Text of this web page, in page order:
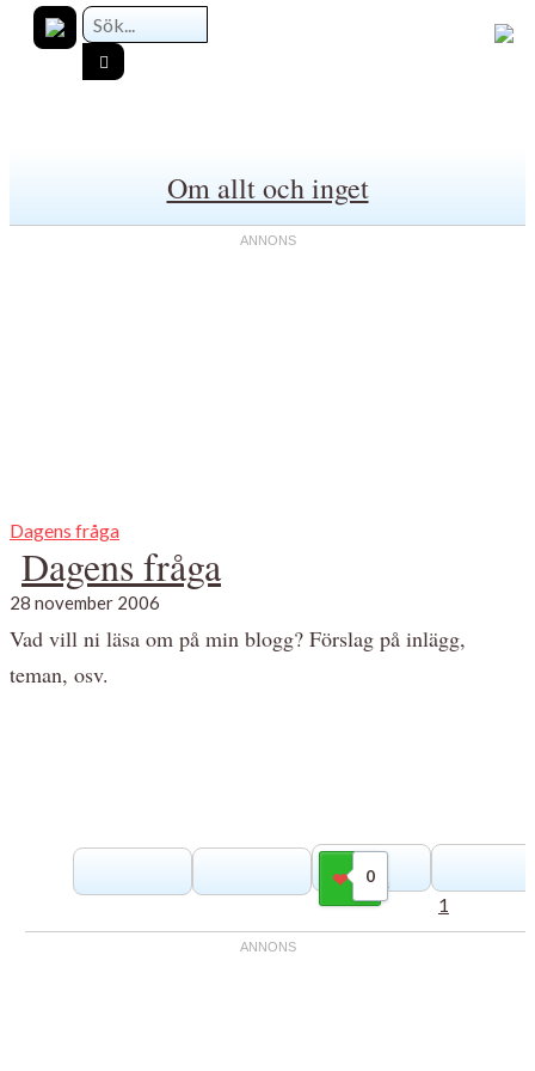
Om allt och inget
Dagens fråga
Dagens fråga
28 november 2006
Vad vill ni läsa om på min blogg? Förslag på inlägg,
teman, osv.
0
Gilla
1